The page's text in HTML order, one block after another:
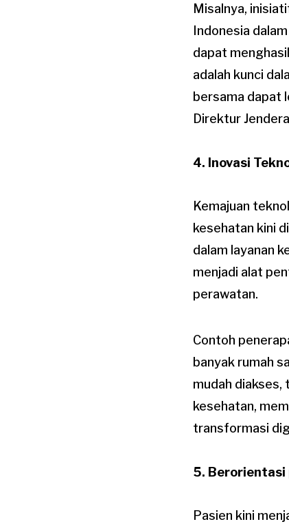
Misalnya,
Indonesia
dapat
adalah kunci
bersama dapat
Direktur
4. Inovasi
Kemajuan
kesehatan kini
dalam layanan
menjadi alat
perawatan.
Contoh
banyak rumah
mudah diakses,
kesehatan,
transformasi
5. Berorientasi
Pasien kini